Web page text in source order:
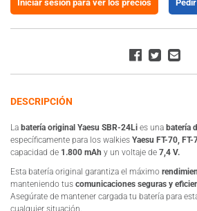
Iniciar sesión para ver los precios
DESCRIPCIÓN
La batería original Yaesu SBR-24Li es una batería
específicamente para los walkies Yaesu FT-70, FT-
capacidad de 1.800 mAh y un voltaje de 7,4 V.
Esta batería original garantiza el máximo
manteniendo tus comunicaciones seguras y
Asegúrate de mantener cargada tu batería para
cualquier situación.